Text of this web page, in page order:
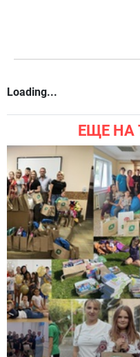
Loading...
ЕЩЕ НА